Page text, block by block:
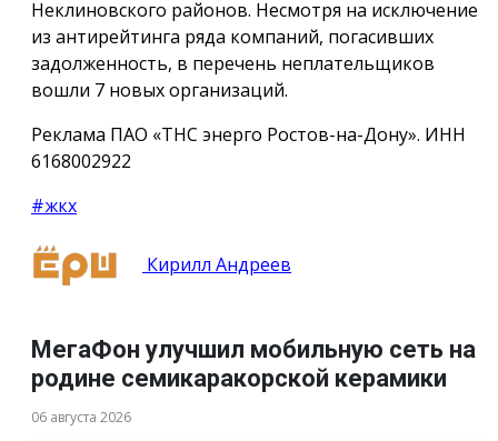
Неклиновского районов. Несмотря на исключение
из антирейтинга ряда компаний, погасивших
задолженность, в перечень неплательщиков
вошли 7 новых организаций.
Реклама ПАО «ТНС энерго Ростов-на-Дону». ИНН
6168002922
#жкх
Кирилл Андреев
МегаФон улучшил мобильную сеть на
родине семикаракорской керамики
06 августа 2026